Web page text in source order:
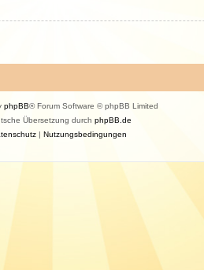
phpBB® Forum Software © phpBB Limited
Übersetzung durch phpBB.de
| Nutzungsbedingungen